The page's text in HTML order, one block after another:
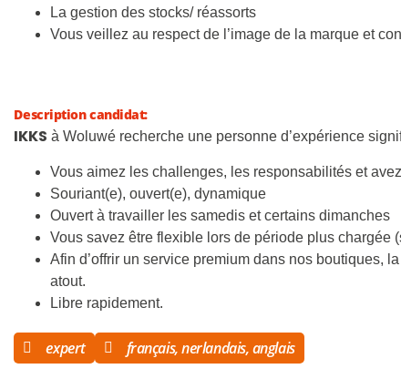
La gestion des stocks/ réassorts
Vous veillez au respect de l’image de la marque et
Description candidat:
IKKS à Woluwé recherche une personne d’expérience
Vous aimez les challenges, les responsabilités et
Souriant(e), ouvert(e), dynamique
Ouvert à travailler les samedis et certains dimanches
Vous savez être flexible lors de période plus chargée
Afin d’offrir un service premium dans nos boutiques,
atout.
Libre rapidement.
expert français, nerlandais, anglais